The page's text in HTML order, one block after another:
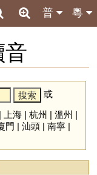
粵
普
或
上海| 杭州 | 溫州 |
門 | 汕頭| 南寧|